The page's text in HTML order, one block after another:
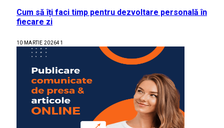
Cum să îți faci timp pentru dezvoltare personală în
fiecare zi
10 MARTIE 202641